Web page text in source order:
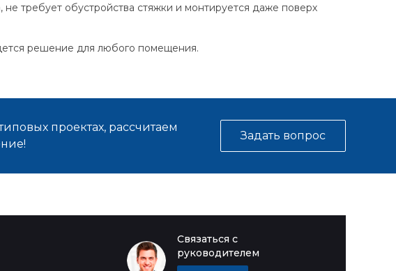
требует обустройства стяжки и монтируется даже поверх
решение для любого помещения.
проектах, рассчитаем
Задать вопрос
Связаться с
руководителем